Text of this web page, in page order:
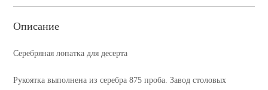
Описание
Серебряная лопатка для десерта
Рукоятка выполнена из серебра 875 проба. Завод столовых